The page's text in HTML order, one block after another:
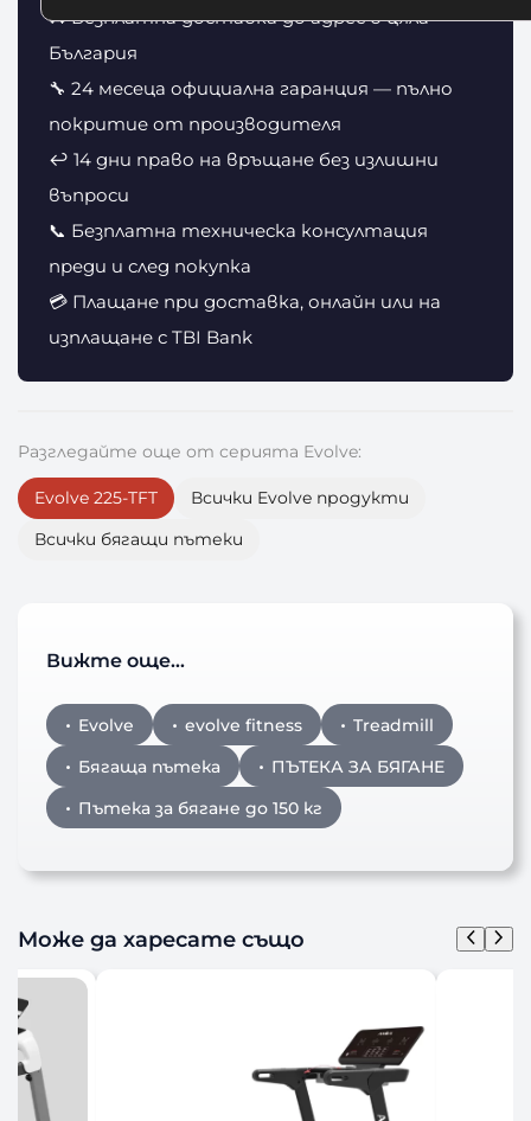
🚚 Безплатна доставка до адрес в цяла
България
🔧 24 месеца официална гаранция — пълно
покритие от производителя
↩️ 14 дни право на връщане без излишни
въпроси
📞 Безплатна техническа консултация
преди и след покупка
💳 Плащане при доставка, онлайн или на
изплащане с TBI Bank
Разгледайте още от серията Evolve:
Evolve 225-TFT Всички Evolve продукти
Всички бягащи пътеки
Вижте още…
Evolve evolve fitness
Treadmill
Бягаща пътека
ПЪТЕКА ЗА БЯГАНЕ
Пътека за бягане до 150 кг
Може да харесате също